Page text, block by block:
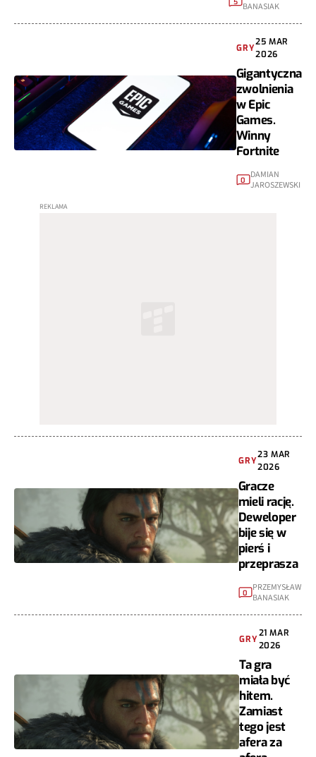
BANASIAK
GRY
25 MAR
2026
Gigantyczna
zwolnienia
w Epic
Games.
Winny
Fortnite
0 DAMIAN
JAROSZEWSKI
GRY
23 MAR
2026
Gracze
mieli rację.
Deweloper
bije się w
pierś i
przeprasza
0 PRZEMYSŁAW
BANASIAK
GRY
21 MAR
2026
Ta gra
miała być
hitem.
Zamiast
tego jest
afera za